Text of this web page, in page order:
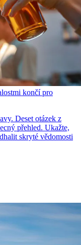
končí pro
Deset otázek z
přehled. Ukažte,
skryté vědomosti